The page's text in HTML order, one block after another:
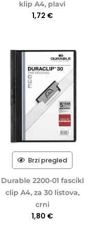
klip A4, plavi
1,72 €
Brzi pregled
Durable 2200-01 fascikl
clip A4, za 30 listova,
crni
1,80 €